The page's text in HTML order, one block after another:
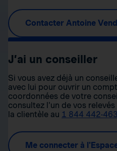
Contacter Antoine
J’ai un conseiller
Si vous avez déjà un
avec lui pour ouvrir un
coordonnées de votre
consultez l'un de vos
la clientèle au 1 844 442-
Me connecter à